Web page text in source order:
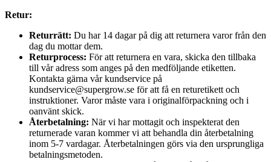
Retur:
Returrätt: Du har 14 dagar på dig att returnera varor från den
dag du mottar dem.
Returprocess: För att returnera en vara, skicka den tillbaka
till vår adress som anges på den medföljande etiketten.
Kontakta gärna vår kundservice på
kundservice@supergrow.se för att få en returetikett och
instruktioner. Varor måste vara i originalförpackning och i
oanvänt skick.
Återbetalning: När vi har mottagit och inspekterat den
returnerade varan kommer vi att behandla din återbetalning
inom 5-7 vardagar. Återbetalningen görs via den ursprungliga
betalningsmetoden.